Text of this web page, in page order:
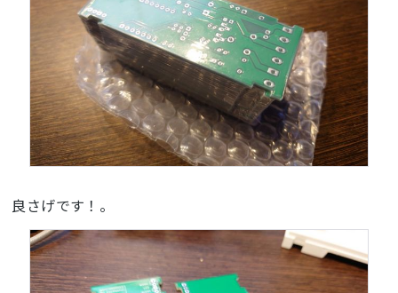
良さげです！。